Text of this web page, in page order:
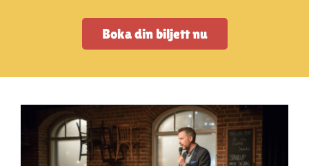
Vanliga frågor
Mitt konto
Boka din biljett nu